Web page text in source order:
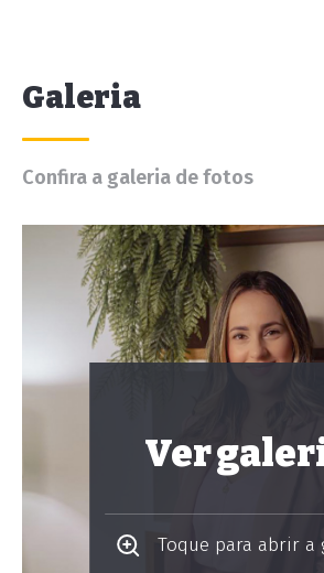
Galeria
Confira a galeria de fotos
Ver
Toque para abrir a